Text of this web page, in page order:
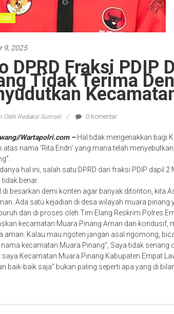
9, 2025
DPRD Fraksi PDIP
Tidak Terima
Oleh:Redaksi Sumsel 0 Komentar
Wartapolri.com – Hal tidak mengenakkan bagi
atas nama ‘Rita Endri’ yang mana telah
hal ini, salah satu DPRD dari fraksi PDIP dapil
benar.
di besarkan demi konten agar banyak ditonton, kita
Ada satu kejadian di desa wilayah muara
dan di proses oleh Tim Elang Reskrim Polres
kecamatan Muara Pinang Aman dan kondusif,
aman. Kalau mau ngoten jangan asal ngomong,
kecamatan Muara Pinang”, Saya tidak senang
saya Kecamatan Muara Pinang Kabupaten Empat
baik-baik saja” bukan paling seperti apa yang di